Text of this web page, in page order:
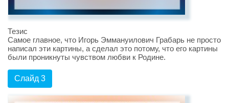
Тезис
Самое главное, что Игорь Эммануилович Грабарь не просто
написал эти картины, а сделал это потому, что его картины
были проникнуты чувством любви к Родине.
Слайд 3